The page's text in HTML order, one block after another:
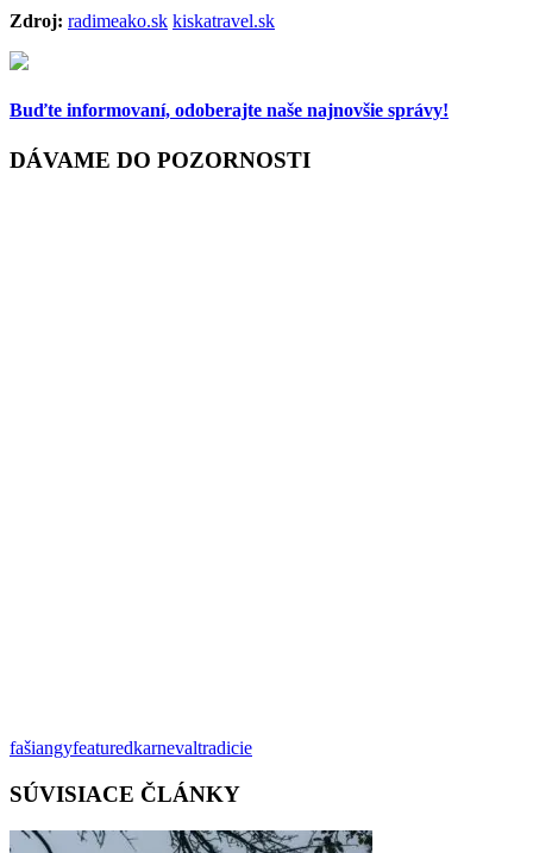
Zdroj: radimeako.sk kiskatravel.sk
Buďte informovaní, odoberajte naše najnovšie správy!
DÁVAME DO POZORNOSTI
fašiangyfeaturedkarnevaltradicie
SÚVISIACE ČLÁNKY